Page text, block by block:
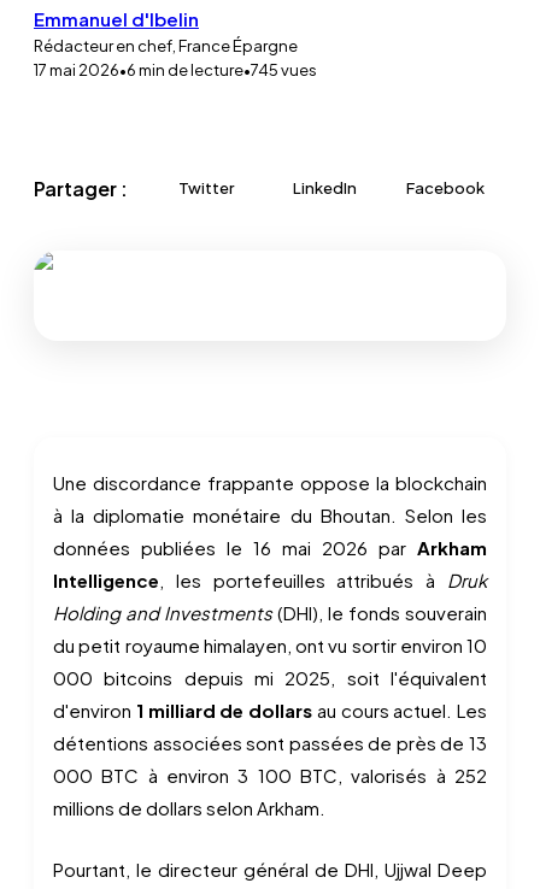
Emmanuel d'Ibelin
Rédacteur en chef, France Épargne
17 mai 2026•6min de lecture•745vues
Partager : Twitter LinkedIn Facebook
Une discordance frappante oppose la blockchain
à la diplomatie monétaire du Bhoutan. Selon les
données publiées le 16 mai 2026 par Arkham
Intelligence, les portefeuilles attribués à Druk
Holding and Investments(DHI), le fonds souverain
du petit royaume himalayen, ont vu sortir environ 10
000 bitcoins depuis mi 2025, soit l'équivalent
d'environ 1 milliard de dollars au cours actuel. Les
détentions associées sont passées de près de 13
000 BTC à environ 3 100 BTC, valorisés à 252
millions de dollars selon Arkham.
Pourtant, le directeur général de DHI, Ujjwal Deep